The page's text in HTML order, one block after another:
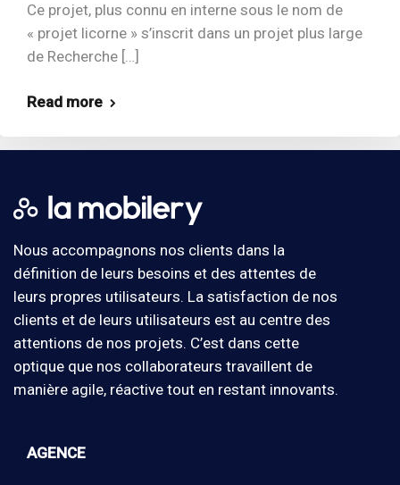
Ce projet, plus connu en interne sous le nom de
« projet licorne » s’inscrit dans un projet plus large
de Recherche […]
Read more
Nous accompagnons nos clients dans la
définition de leurs besoins et des attentes de
leurs propres utilisateurs. La satisfaction de nos
clients et de leurs utilisateurs est au centre des
attentions de nos projets. C’est dans cette
optique que nos collaborateurs travaillent de
manière agile, réactive tout en restant innovants.
AGENCE